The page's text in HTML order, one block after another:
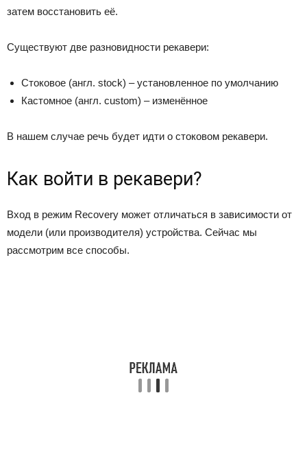
затем восстановить её.
Существуют две разновидности рекавери:
Стоковое (англ. stock) – установленное по умолчанию
Кастомное (англ. custom) – изменённое
В нашем случае речь будет идти о стоковом рекавери.
Как войти в рекавери?
Вход в режим Recovery может отличаться в зависимости от
модели (или производителя) устройства. Сейчас мы
рассмотрим все способы.